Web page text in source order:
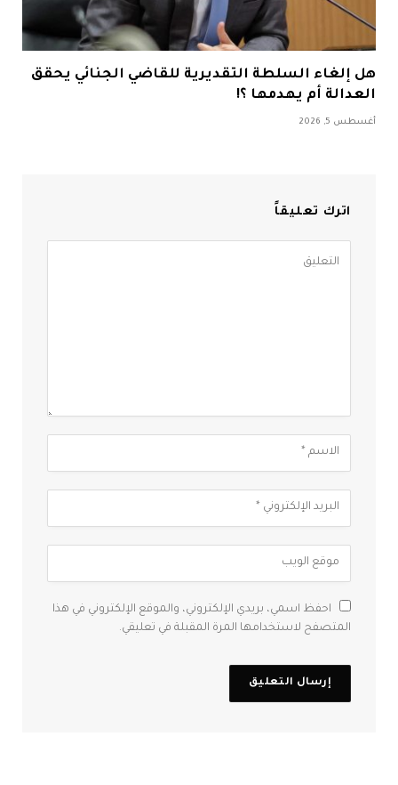
هل إلغاء السلطة التقديرية للقاضي الجنائي يحقق
العدالة أم يهدمها ؟!
أغسطس 5, 2026
اترك تعليقاً
احفظ اسمي، بريدي الإلكتروني، والموقع الإلكتروني في هذا
المتصفح لاستخدامها المرة المقبلة في تعليقي.